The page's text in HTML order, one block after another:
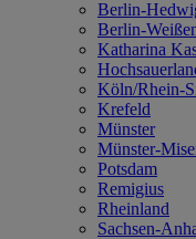
Berlin-
Berlin-
Katharina
Köln/Rhein-
Krefeld
Münster
Münster-
Potsdam
Remigius
Rheinland
Sachsen-